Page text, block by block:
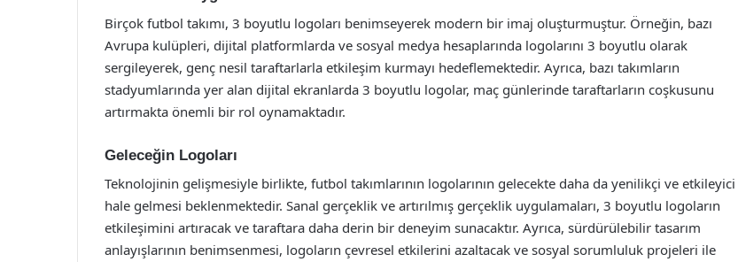
Birçok futbol takımı, 3 boyutlu logoları benimseyerek modern bir imaj oluşturmuştur. Örneğin, bazı
Avrupa kulüpleri, dijital platformlarda ve sosyal medya hesaplarında logolarını 3 boyutlu olarak
sergileyerek, genç nesil taraftarlarla etkileşim kurmayı hedeflemektedir. Ayrıca, bazı takımların
stadyumlarında yer alan dijital ekranlarda 3 boyutlu logolar, maç günlerinde taraftarların coşkusunu
artırmakta önemli bir rol oynamaktadır.
Geleceğin Logoları
Teknolojinin gelişmesiyle birlikte, futbol takımlarının logolarının gelecekte daha da yenilikçi ve etkileyici
hale gelmesi beklenmektedir. Sanal gerçeklik ve artırılmış gerçeklik uygulamaları, 3 boyutlu logoların
etkileşimini artıracak ve taraftara daha derin bir deneyim sunacaktır. Ayrıca, sürdürülebilir tasarım
anlayışlarının benimsenmesi, logoların çevresel etkilerini azaltacak ve sosyal sorumluluk projeleri ile